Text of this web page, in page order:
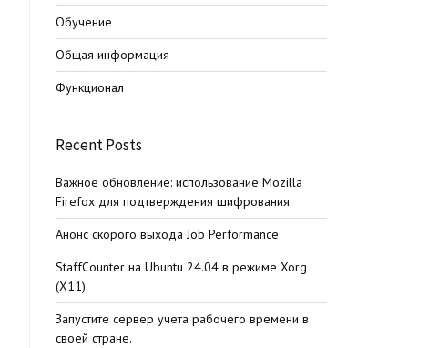
Обучение
Общая информация
Функционал
Recent Posts
Важное обновление: использование Mozilla
Firefox для подтверждения шифрования
Анонс скорого выхода Job Performance
StaffСounter на Ubuntu 24.04 в режиме Xorg
(X11)
Запустите сервер учета рабочего времени в
своей стране.